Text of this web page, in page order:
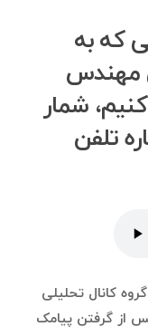
که به
مهندس
شمار
تلفن
کانال تحلیلی
از گرفتن پیامک